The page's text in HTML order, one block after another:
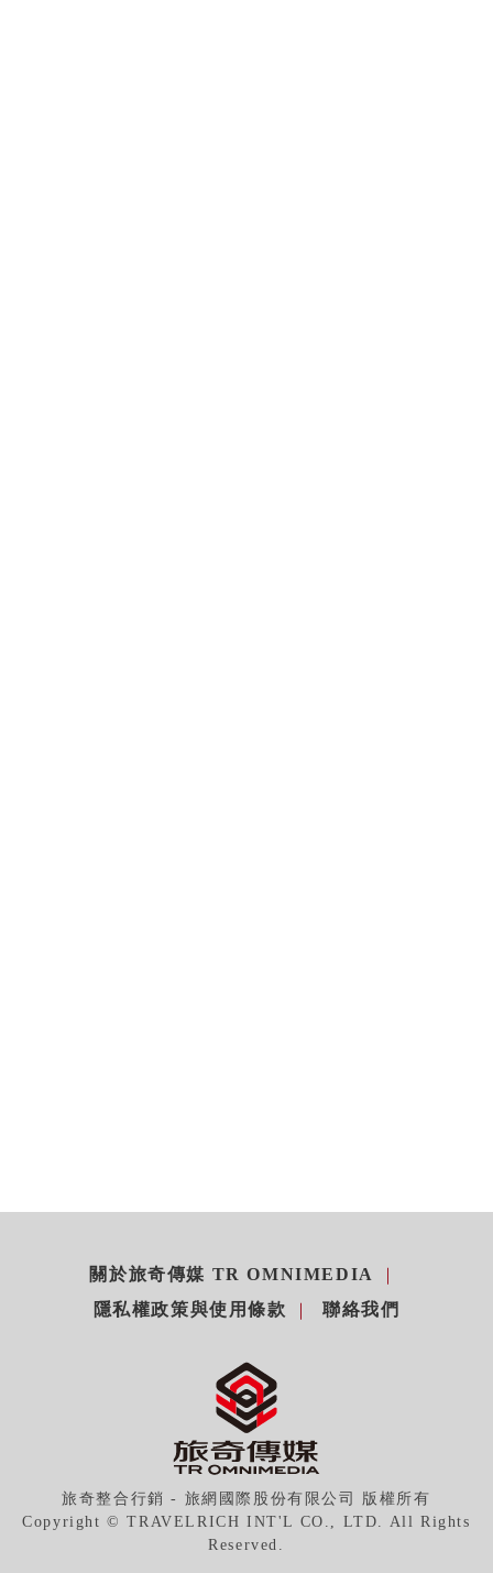
關於旅奇傳媒 TR OMNIMEDIA
隱私權政策與使用條款
聯絡我們
旅奇整合行銷 - 旅網國際股份有限公司 版權所有
Copyright © TRAVELRICH INT'L CO., LTD. All Rights
Reserved.